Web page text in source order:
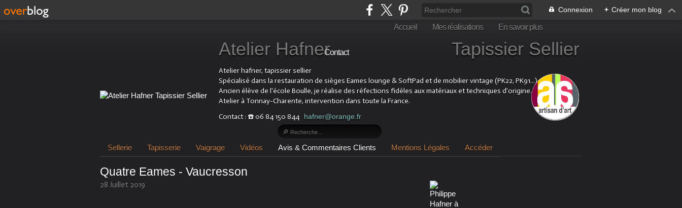
Connexion + Créer mon blog
Accueil Mes réalisations En savoir plus
Contact
Atelier Hafner Tapissier Sellier
Atelier hafner, tapissier sellier
Spécialisé dans la restauration de sièges Eames lounge & SoftPad et de mobilier vintage (PK22, PK91...).
Ancien élève de l'école Boulle, je réalise des réfections fidèles aux matériaux et techniques d'origine.
Atelier à Tonnay-Charente, intervention dans toute la France.
Contact : ☎️ 06 84 150 844 hafner@orange.fr
Sellerie Tapisserie Vaigrage Vidéos Avis & Commentaires Clients Mentions Légales Accéder
Quatre Eames - Vaucresson
28 Juillet 2019